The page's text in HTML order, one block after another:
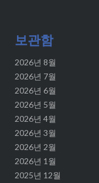
보관함
2026년 8월
2026년 7월
2026년 6월
2026년 5월
2026년 4월
2026년 3월
2026년 2월
2026년 1월
2025년 12월